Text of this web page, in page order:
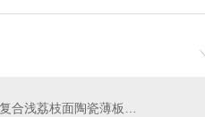
硬泡聚氨酯复合浅荔枝面陶瓷薄板保温装饰一体板